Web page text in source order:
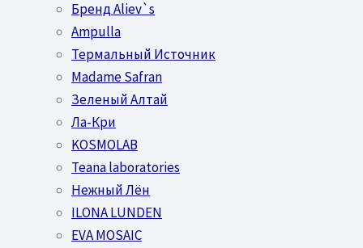
Бренд Aliev`s
Ampulla
Термальный Источник
Madame Safran
Зеленый Алтай
Ла-Кри
KOSMOLAB
Teana laboratories
Нежный Лён
ILONA LUNDEN
EVA MOSAIC